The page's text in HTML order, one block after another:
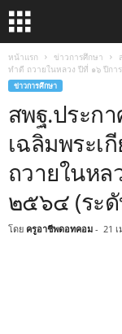
หน้าแรก ข่าวการศึกษา
ทำดี ถวายในหลวง ปีที่ ๑๖ ปีกา
ข่าวการศึกษา
สพฐ.ประก
เฉลิมพระเ
ถวายในหล
๒๕๖๔ (ระดั
โดย ครูอาชีพดอทคอม - 21